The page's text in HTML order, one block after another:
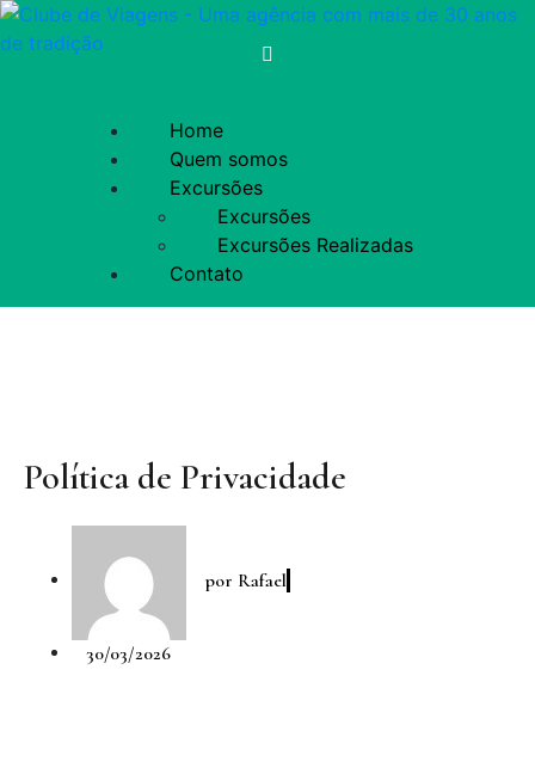
Home
Quem somos
Excursões
Excursões
Excursões Realizadas
Contato
Política de Privacidade
por Rafael
30/03/2026